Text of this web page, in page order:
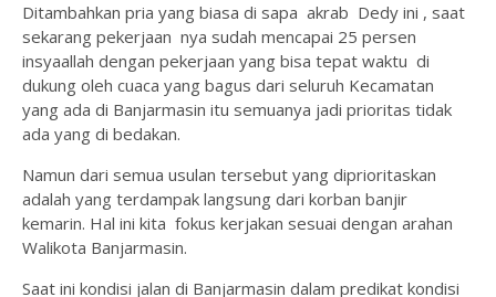
Ditambahkan pria yang biasa di sapa akrab Dedy ini , saat
sekarang pekerjaan nya sudah mencapai 25 persen
insyaallah dengan pekerjaan yang bisa tepat waktu di
dukung oleh cuaca yang bagus dari seluruh Kecamatan
yang ada di Banjarmasin itu semuanya jadi prioritas tidak
ada yang di bedakan.
Namun dari semua usulan tersebut yang diprioritaskan
adalah yang terdampak langsung dari korban banjir
kemarin. Hal ini kita fokus kerjakan sesuai dengan arahan
Walikota Banjarmasin.
Saat ini kondisi jalan di Banjarmasin dalam predikat kondisi